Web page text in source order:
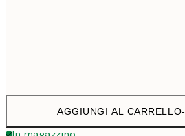
AGGIUNGI AL CARRELLO-